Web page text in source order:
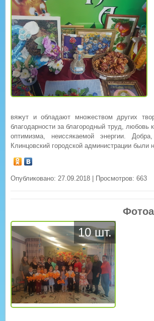
вяжут и обладают множеством других
благодарности за благородный труд, любовь
оптимизма, неиссякаемой энергии.
Клинцовский городской администрации
Опубликовано: 27.09.2018 | Просмотров: 663
10 шт.